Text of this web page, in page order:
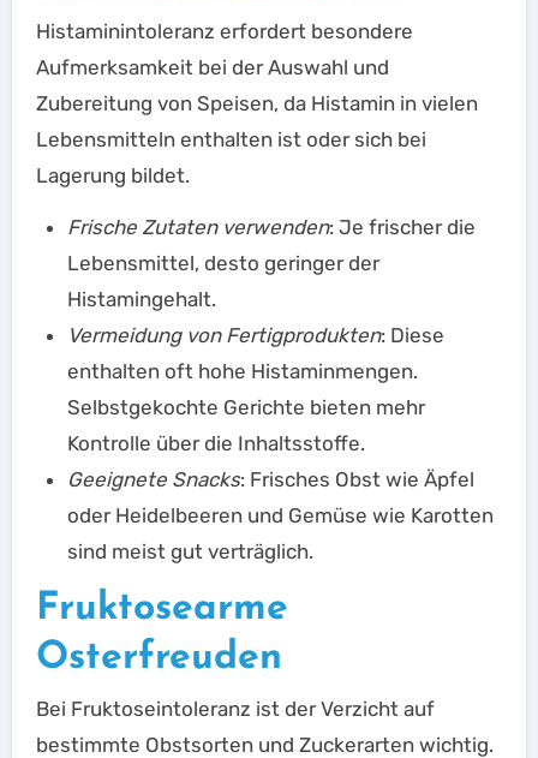
Histaminintoleranz erfordert besondere
Aufmerksamkeit bei der Auswahl und
Zubereitung von Speisen, da Histamin in vielen
Lebensmitteln enthalten ist oder sich bei
Lagerung bildet.
Frische Zutaten verwenden: Je frischer die
Lebensmittel, desto geringer der
Histamingehalt.
Vermeidung von Fertigprodukten: Diese
enthalten oft hohe Histaminmengen.
Selbstgekochte Gerichte bieten mehr
Kontrolle über die Inhaltsstoffe.
Geeignete Snacks: Frisches Obst wie Äpfel
oder Heidelbeeren und Gemüse wie Karotten
sind meist gut verträglich.
Fruktosearme
Osterfreuden
Bei Fruktoseintoleranz ist der Verzicht auf
bestimmte Obstsorten und Zuckerarten wichtig.